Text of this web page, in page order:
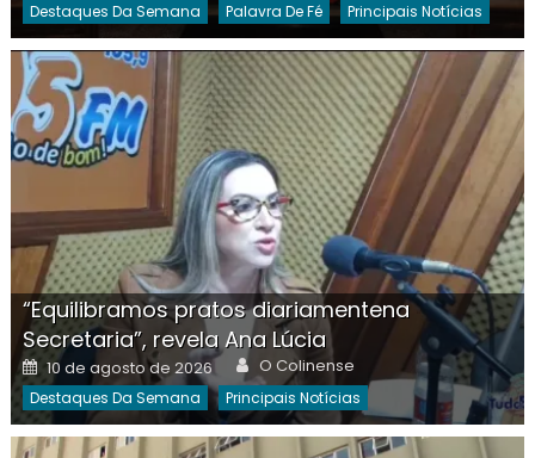
Destaques Da Semana Palavra De Fé Principais Notícias
“Equilibramos pratos diariamentena
Secretaria”, revela Ana Lúcia
Posted
on
10 de agosto de 2026 Author
O Colinense
Destaques Da Semana Principais Notícias